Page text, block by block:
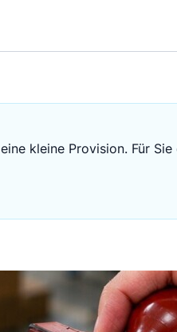
EZB-
kleine Provision. Für